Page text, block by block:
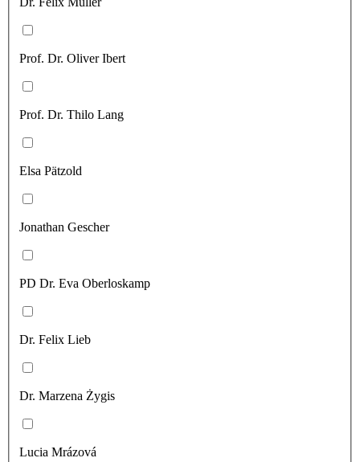
Prof. Dr. Oliver Ibert
Prof. Dr. Thilo Lang
Elsa Pätzold
Jonathan Gescher
PD Dr. Eva Oberloskamp
Dr. Felix Lieb
Dr. Marzena Żygis
Lucia Mrázová